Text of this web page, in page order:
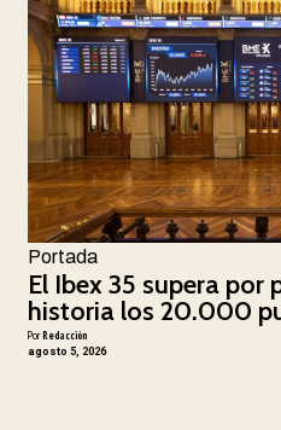
Portada
El Ibex 35 supera por
historia los 20.000
PorRedacción
agosto 5, 2026